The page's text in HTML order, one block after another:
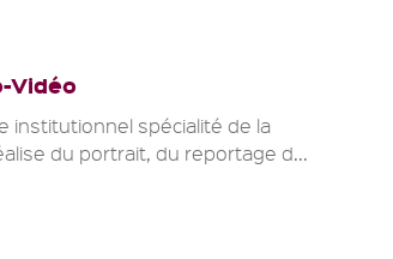
Vidéo
institutionnel spécialité de la
du portrait, du reportage d...